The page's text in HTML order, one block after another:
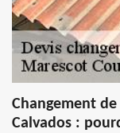
Changement de
Calvados :